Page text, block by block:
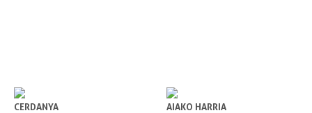
CERDANYA AIAKO HARRIA